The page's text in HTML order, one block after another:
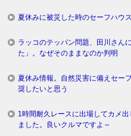
夏休みに被災した時のセーフハウ
ラッコのテッパン問題、田川さん
た」。なぜそのままなのか判明
夏休み情報。自然災害に備えセー
奨したいと思う
1時間耐久レースに出場してカメ
ました。良いクルマですよ～